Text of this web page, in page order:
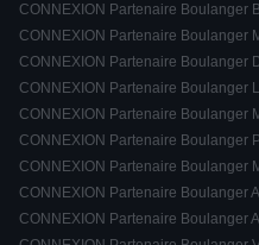
CONNEXION Partenaire Boulanger
CONNEXION Partenaire Boulanger
CONNEXION Partenaire Boulanger
CONNEXION Partenaire Boulanger
CONNEXION Partenaire Boulanger
CONNEXION Partenaire Boulanger
CONNEXION Partenaire Boulanger
CONNEXION Partenaire Boulanger
CONNEXION Partenaire Boulanger